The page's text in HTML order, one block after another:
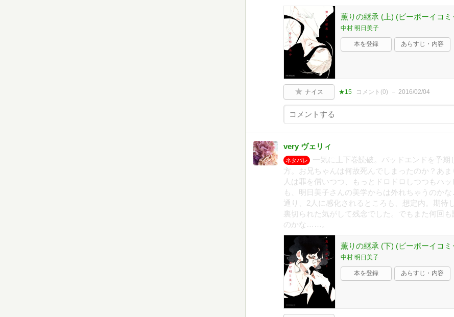
薫りの継承 (上) (ビーボーイコ
中村 明日美子
本を登録 あらすじ・内容
ナイス ★15 コメント(0) 2016/02/04
very ヴェリィ
ネタバレ
一気に上下巻読破。バッドエンドを予
方。お兄ちゃんは何故死んでしまったのか？あ
人は罪を償いつつ、もっとドロドロしつつもハ
も、明日美子さんの美学からは外れちゃうのか
通り、2人に感化されるところも、想定内。期待
裏切られた気がして残念でした。でもまた何回
のかな……。
薫りの継承 (下) (ビーボーイコ
中村 明日美子
本を登録 あらすじ・内容